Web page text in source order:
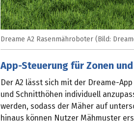
Dreame A2 Rasenmähroboter (Bild:
App-Steuerung für Zonen
Der A2 lässt sich mit der Dreame-
und Schnitthöhen individuell
werden, sodass der Mäher auf
hinaus können Nutzer Mähmuster